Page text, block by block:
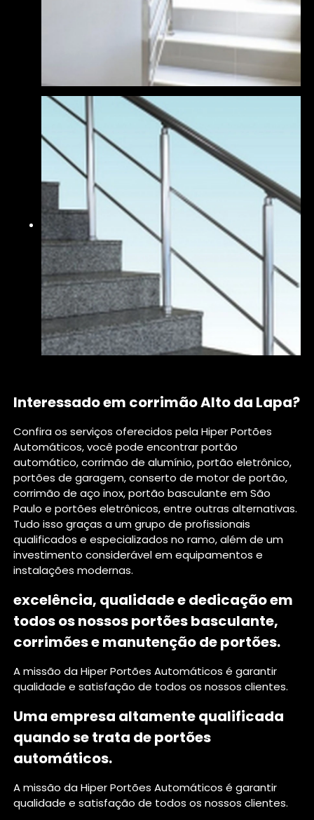
Interessado em corrimão Alto da Lapa?
Confira os serviços oferecidos pela Hiper Portões
Automáticos, você pode encontrar portão
automático, corrimão de alumínio, portão eletrônico,
portões de garagem, conserto de motor de portão,
corrimão de aço inox, portão basculante em São
Paulo e portões eletrônicos, entre outras alternativas.
Tudo isso graças a um grupo de profissionais
qualificados e especializados no ramo, além de um
investimento considerável em equipamentos e
instalações modernas.
excelência, qualidade e dedicação em
todos os nossos portões basculante,
corrimões e manutenção de portões.
A missão da Hiper Portões Automáticos é garantir
qualidade e satisfação de todos os nossos clientes.
Uma empresa altamente qualificada
quando se trata de portões
automáticos.
A missão da Hiper Portões Automáticos é garantir
qualidade e satisfação de todos os nossos clientes.